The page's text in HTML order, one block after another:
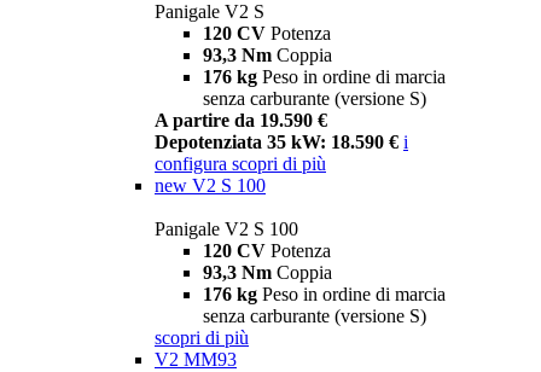
Panigale V2 S
120 CV Potenza
93,3 Nm Coppia
176 kg Peso in ordine di marcia
senza carburante (versione S)
A partire da 19.590 €
Depotenziata 35 kW: 18.590 € i
configura scopri di più
new V2 S 100
Panigale V2 S 100
120 CV Potenza
93,3 Nm Coppia
176 kg Peso in ordine di marcia
senza carburante (versione S)
scopri di più
V2 MM93